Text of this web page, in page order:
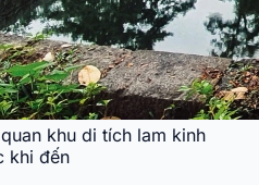
khu di tích lam kinh
khi đến